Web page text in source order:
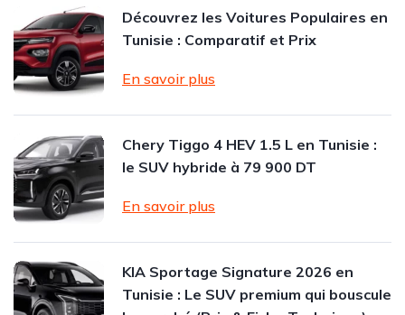
Découvrez les Voitures Populaires en
Tunisie : Comparatif et Prix
En savoir plus
Chery Tiggo 4 HEV 1.5 L en Tunisie :
le SUV hybride à 79 900 DT
En savoir plus
KIA Sportage Signature 2026 en
Tunisie : Le SUV premium qui bouscule